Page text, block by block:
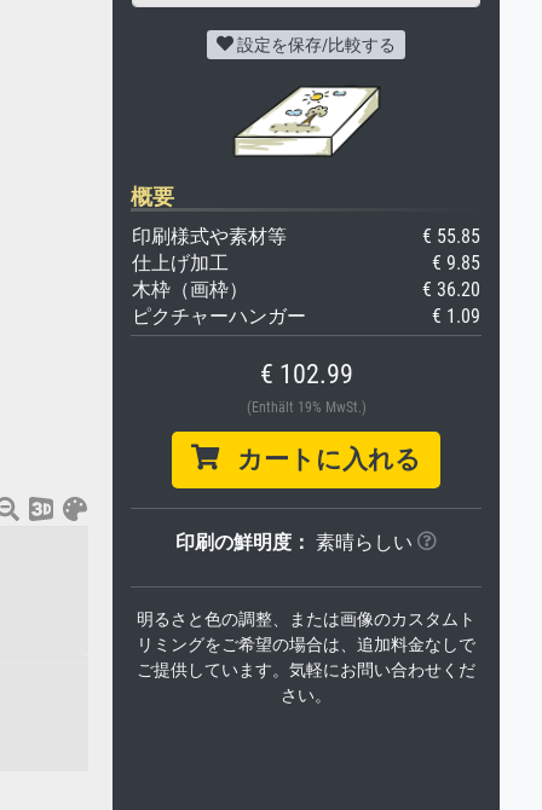
設定を保存/比較する
概要
印刷様式や素材等
€ 55.85
仕上げ加工
€ 9.85
木枠（画枠）
€ 36.20
ピクチャーハンガー
€ 1.09
€ 102.99
(Enthält 19% MwSt.)
カートに入れる
印刷の鮮明度： 素晴らしい
明るさと色の調整、または画像のカスタムト
リミングをご希望の場合は、追加料金なしで
ご提供しています。気軽にお問い合わせくだ
さい。